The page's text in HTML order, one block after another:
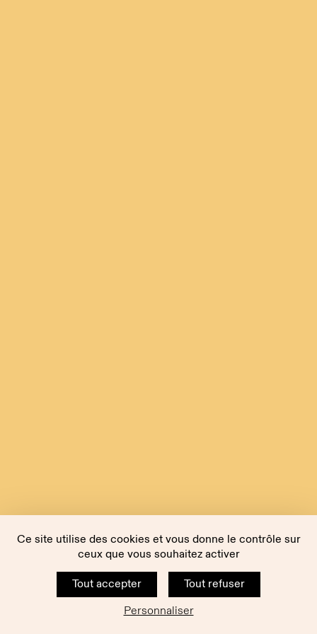
Ce site utilise des cookies et vous donne le contrôle sur
ceux que vous souhaitez activer
Tout accepter
Tout refuser
Personnaliser